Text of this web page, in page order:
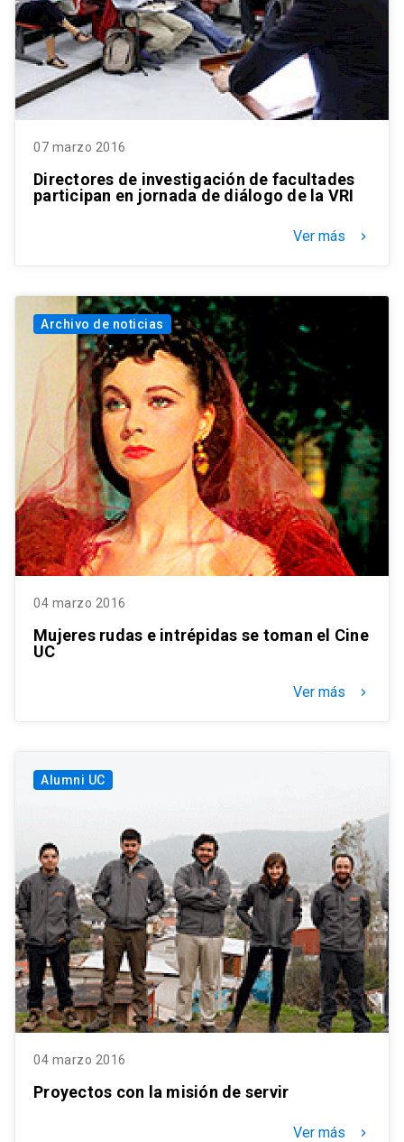
07 marzo 2016
Directores de investigación de facultades
participan en jornada de diálogo de la VRI
Ver más keyboard_arrow_right
Archivo de noticias
04 marzo 2016
Mujeres rudas e intrépidas se toman el Cine
UC
Ver más keyboard_arrow_right
Alumni UC
04 marzo 2016
Proyectos con la misión de servir
Ver más keyboard_arrow_right